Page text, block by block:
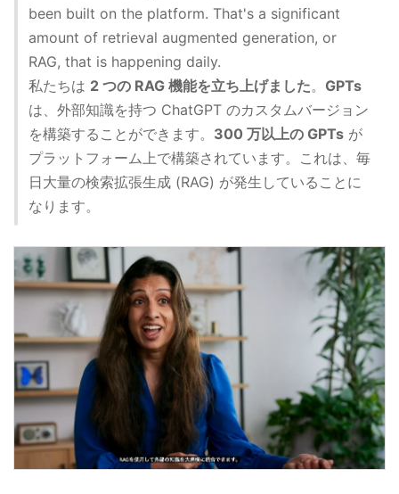
been built on the platform. That's a significant
amount of retrieval augmented generation, or
RAG, that is happening daily.
私たちは 2 つの RAG 機能を立ち上げました。 GPTs
は、外部知識を持つ ChatGPT のカスタムバージョン
を構築することができます。 300 万以上の GPTs が
プラットフォーム上で構築されています。これは、毎
日大量の検索拡張生成 (RAG) が発生していることに
なります。